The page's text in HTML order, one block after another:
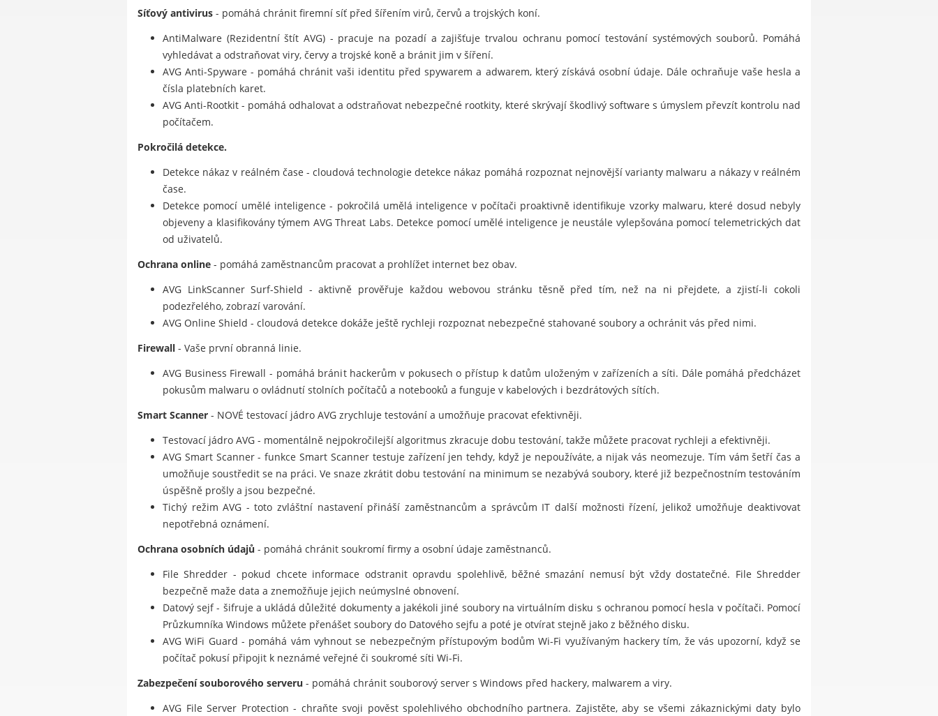
Síťový antivirus - pomáhá chránit firemní síť před šířením virů, červů a trojských koní.
AntiMalware (Rezidentní štít AVG) - pracuje na pozadí a zajišťuje trvalou ochranu pomocí testování systémových souborů. Pomáhá
vyhledávat a odstraňovat viry, červy a trojské koně a bránit jim v šíření.
AVG Anti-Spyware - pomáhá chránit vaši identitu před spywarem a adwarem, který získává osobní údaje. Dále ochraňuje vaše hesla a
čísla platebních karet.
AVG Anti-Rootkit - pomáhá odhalovat a odstraňovat nebezpečné rootkity, které skrývají škodlivý software s úmyslem převzít kontrolu nad
počítačem.
Pokročilá detekce.
Detekce nákaz v reálném čase - cloudová technologie detekce nákaz pomáhá rozpoznat nejnovější varianty malwaru a nákazy v reálném
čase.
Detekce pomocí umělé inteligence - pokročilá umělá inteligence v počítači proaktivně identifikuje vzorky malwaru, které dosud nebyly
objeveny a klasifikovány týmem AVG Threat Labs. Detekce pomocí umělé inteligence je neustále vylepšována pomocí telemetrických dat
od uživatelů.
Ochrana online - pomáhá zaměstnancům pracovat a prohlížet internet bez obav.
AVG LinkScanner Surf-Shield - aktivně prověřuje každou webovou stránku těsně před tím, než na ni přejdete, a zjistí-li cokoli
podezřelého, zobrazí varování.
AVG Online Shield - cloudová detekce dokáže ještě rychleji rozpoznat nebezpečné stahované soubory a ochránit vás před nimi.
Firewall - Vaše první obranná linie.
AVG Business Firewall - pomáhá bránit hackerům v pokusech o přístup k datům uloženým v zařízeních a síti. Dále pomáhá předcházet
pokusům malwaru o ovládnutí stolních počítačů a notebooků a funguje v kabelových i bezdrátových sítích.
Smart Scanner - NOVÉ testovací jádro AVG zrychluje testování a umožňuje pracovat efektivněji.
Testovací jádro AVG - momentálně nejpokročilejší algoritmus zkracuje dobu testování, takže můžete pracovat rychleji a efektivněji.
AVG Smart Scanner - funkce Smart Scanner testuje zařízení jen tehdy, když je nepoužíváte, a nijak vás neomezuje. Tím vám šetří čas a
umožňuje soustředit se na práci. Ve snaze zkrátit dobu testování na minimum se nezabývá soubory, které již bezpečnostním testováním
úspěšně prošly a jsou bezpečné.
Tichý režim AVG - toto zvláštní nastavení přináší zaměstnancům a správcům IT další možnosti řízení, jelikož umožňuje deaktivovat
nepotřebná oznámení.
Ochrana osobních údajů - pomáhá chránit soukromí firmy a osobní údaje zaměstnanců.
File Shredder - pokud chcete informace odstranit opravdu spolehlivě, běžné smazání nemusí být vždy dostatečné. File Shredder
bezpečně maže data a znemožňuje jejich neúmyslné obnovení.
Datový sejf - šifruje a ukládá důležité dokumenty a jakékoli jiné soubory na virtuálním disku s ochranou pomocí hesla v počítači. Pomocí
Průzkumníka Windows můžete přenášet soubory do Datového sejfu a poté je otvírat stejně jako z běžného disku.
AVG WiFi Guard - pomáhá vám vyhnout se nebezpečným přístupovým bodům Wi-Fi využívaným hackery tím, že vás upozorní, když se
počítač pokusí připojit k neznámé veřejné či soukromé síti Wi-Fi.
Zabezpečení souborového serveru - pomáhá chránit souborový server s Windows před hackery, malwarem a viry.
AVG File Server Protection - chraňte svoji pověst spolehlivého obchodního partnera. Zajistěte, aby se všemi zákaznickými daty bylo